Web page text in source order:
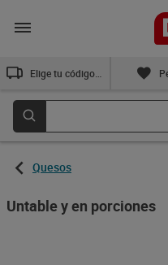
Quesos
Untable y en porciones